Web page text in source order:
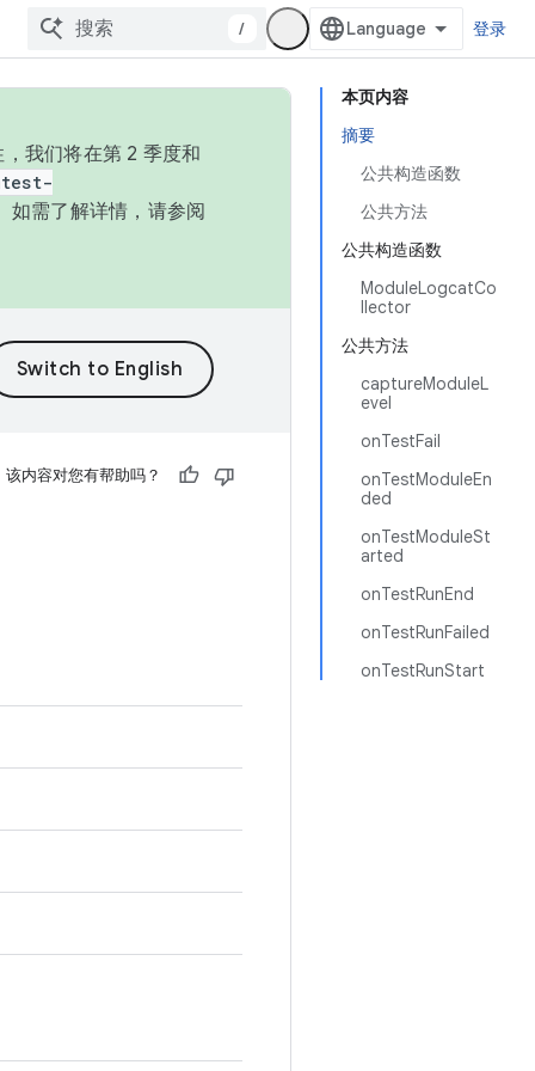
/ 登录
本页内容
摘要
公共构造函数
公共方法
公共构造函数
ModuleLogcatCo
llector
公共方法
captureModuleL
evel
onTestFail
onTestModuleEn
ded
onTestModuleSt
arted
onTestRunEnd
onTestRunFailed
onTestRunStart
我们将在第 2 季度和
如需了解详情，请参阅
该内容对您有帮助吗？